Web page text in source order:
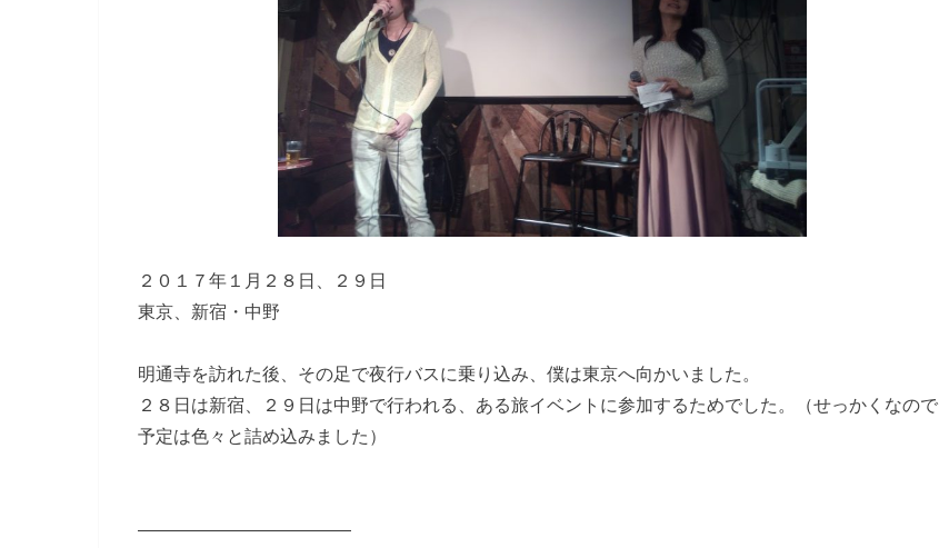
２０１７年１月２８日、２９日
東京、新宿・中野
明通寺を訪れた後、その足で夜行バスに乗り込み、僕は東京へ向かいました。
２８日は新宿、２９日は中野で行われる、ある旅イベントに参加するためでした。（せっかくなので
予定は色々と詰め込みました）
————————————